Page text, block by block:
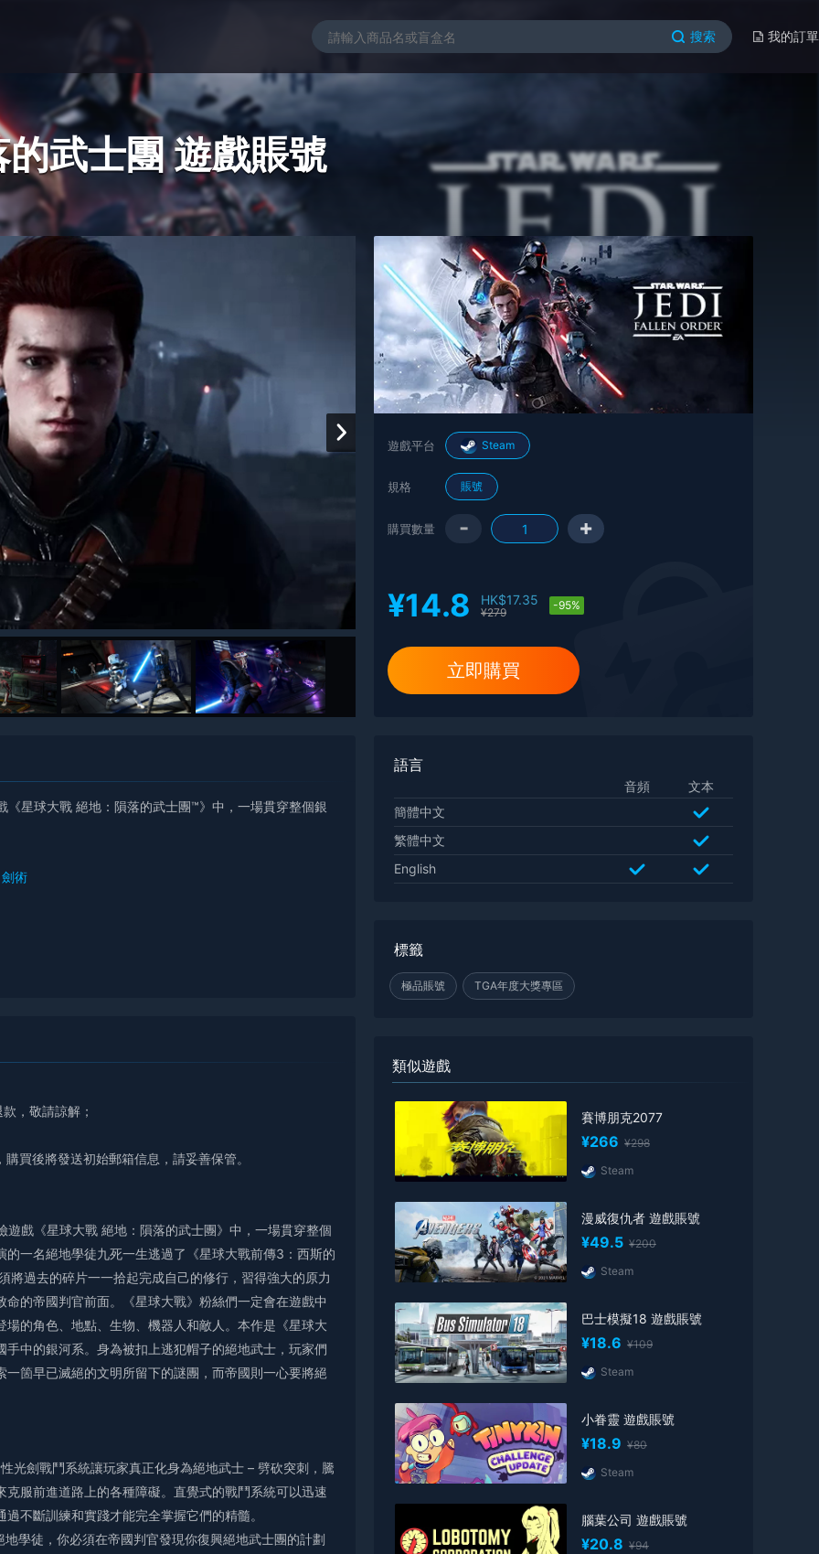
搜索 我的訂單
武士團 遊戲賬號
星球大戰 絕地：隕落的武士團™》中，一場貫穿整個銀
劍術
，敬請諒解；
買後將發送初始郵箱信息，請妥善保管。
戲《星球大戰 絕地：隕落的武士團》中，一場貫穿整個
一名絕地學徒九死一生逃過了《星球大戰前傳3：西斯的
過去的碎片一一拾起完成自己的修行，習得強大的原力
的帝國判官前面。《星球大戰》粉絲們一定會在遊戲中
的角色、地點、生物、機器人和敵人。本作是《星球大
中的銀河系。身為被扣上逃犯帽子的絕地武士，玩家們
箇早已滅絕的文明所留下的謎團，而帝國則一心要將絕
光劍戰鬥系統讓玩家真正化身為絕地武士 – 劈砍突刺，騰
服前進道路上的各種障礙。直覺式的戰鬥系統可以迅速
不斷訓練和實踐才能完全掌握它們的精髓。
學徒，你必須在帝國判官發現你復興絕地武士團的計劃
遊戲平台 Steam
規格 賬號
購買數量 - +
¥14.8 HK$17.35
¥279
-95%
立即購買
語言
文本
音頻
簡體中文
繁體中文
English
標籤
極品賬號 TGA年度大獎專區
類似遊戲
賽博朋克2077
¥266 ¥298
Steam
漫威復仇者 遊戲賬號
¥49.5 ¥200
Steam
巴士模擬18 遊戲賬號
¥18.6 ¥109
Steam
小眷靈 遊戲賬號
¥18.9 ¥80
Steam
腦葉公司 遊戲賬號
¥20.8 ¥94